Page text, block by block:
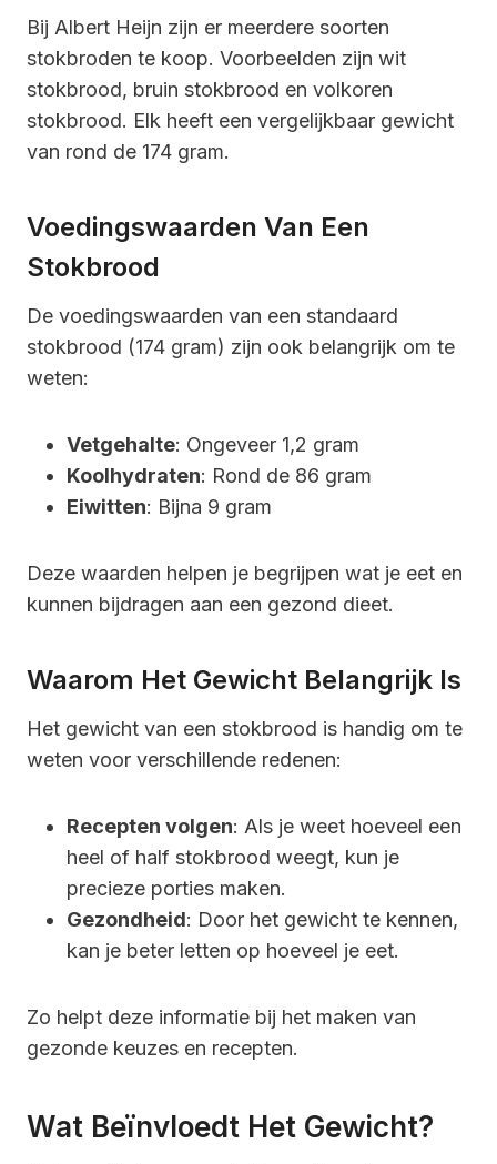
Bij Albert Heijn zijn er meerdere soorten
stokbroden te koop. Voorbeelden zijn wit
stokbrood, bruin stokbrood en volkoren
stokbrood. Elk heeft een vergelijkbaar gewicht
van rond de 174 gram.
Voedingswaarden Van Een
Stokbrood
De voedingswaarden van een standaard
stokbrood (174 gram) zijn ook belangrijk om te
weten:
Vetgehalte: Ongeveer 1,2 gram
Koolhydraten: Rond de 86 gram
Eiwitten: Bijna 9 gram
Deze waarden helpen je begrijpen wat je eet en
kunnen bijdragen aan een gezond dieet.
Waarom Het Gewicht Belangrijk Is
Het gewicht van een stokbrood is handig om te
weten voor verschillende redenen:
Recepten volgen: Als je weet hoeveel een
heel of half stokbrood weegt, kun je
precieze porties maken.
Gezondheid: Door het gewicht te kennen,
kan je beter letten op hoeveel je eet.
Zo helpt deze informatie bij het maken van
gezonde keuzes en recepten.
Wat Beïnvloedt Het Gewicht?